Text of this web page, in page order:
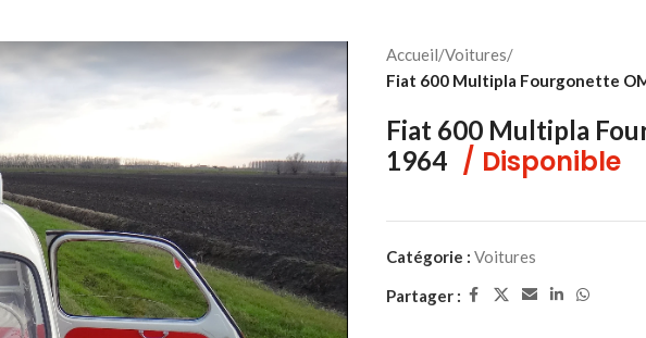
Accueil/Voitures/
Fiat 600 Multipla Fourgonette
Fiat 600 Multipla
1964 / Disponible
Catégorie : Voitures
Partager :